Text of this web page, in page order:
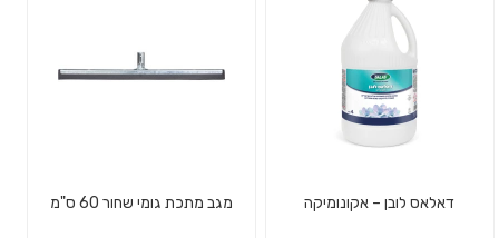
דאלאס לובן – אקונומיקה מגב מתכת גומי שחור 60 ס"מ